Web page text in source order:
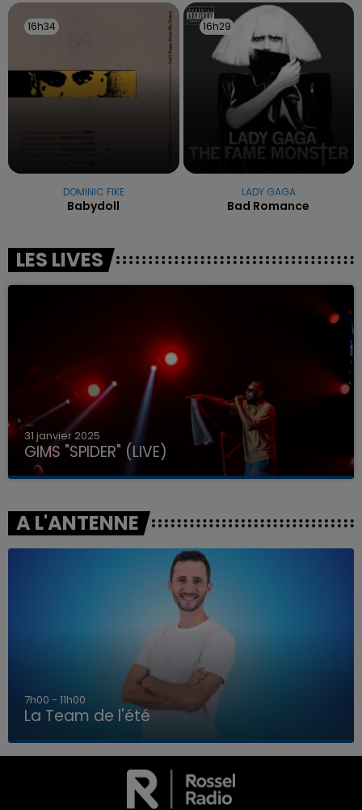
LA TEAM DE L'ÉTÉ
16h34
16h34
DOMINIC FIKE
Babydoll
16h29
16h29
LADY GAGA
Bad Romance
LES LIVES
31 janvier 2025
GIMS "SPIDER" (LIVE)
A L'ANTENNE
7h00 - 11h00
La Team de l'été